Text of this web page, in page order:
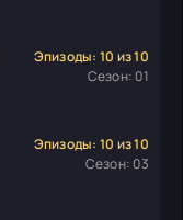
Эпизоды: 10 из 10
Сезон: 01
Эпизоды: 10 из 10
Сезон: 03